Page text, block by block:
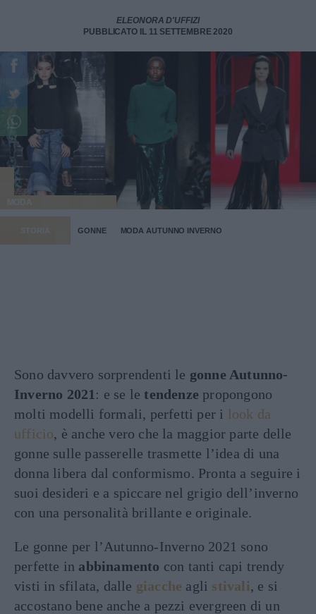
ELEONORA D'UFFIZI
PUBBLICATO IL 11 SETTEMBRE 2020
MODA
STORIA GONNE MODA AUTUNNO INVERNO
Sono davvero sorprendenti le gonne Autunno-
Inverno 2021 : e se letendenze propongono
molti modelli formali, perfetti per i look da
ufficio, è anche vero che la maggior parte delle
gonne sulle passerelle trasmette l’idea di una
donna libera dal conformismo. Pronta a seguire i
suoi desideri e a spiccare nel grigio dell’inverno
con una personalità brillante e originale.
Le gonne per l’Autunno-Inverno 2021 sono
perfette in abbinamento con tanti capi trendy
visti in sfilata, dalle giacche agli stivali, e si
accostano bene anche a pezzi evergreen di un